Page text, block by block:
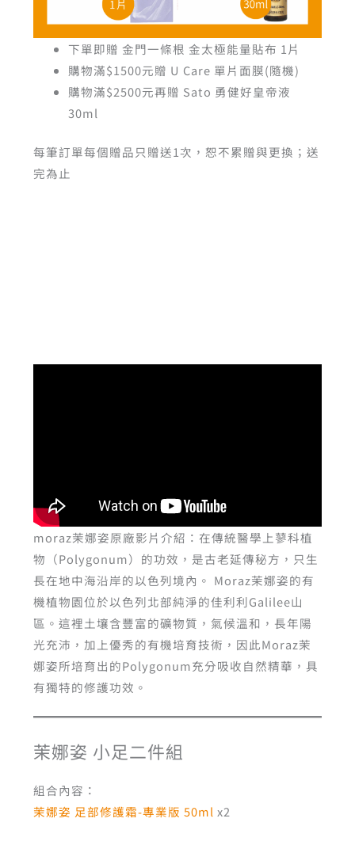
下單即贈 金門一條根 金太極能量貼布 1片
購物滿$1500元贈 U Care 單片面膜(隨機)
購物滿$2500元再贈 Sato 勇健好皇帝液
30ml
每筆訂單每個贈品只贈送1次，恕不累贈與更換；送
完為止
moraz茉娜姿原廠影片介紹：在傳統醫學上蓼科植
物（Polygonum）的功效，是古老延傳秘方，只生
長在地中海沿岸的以色列境內。 Moraz茉娜姿的有
機植物園位於以色列北部純淨的佳利利Galilee山
區。這裡土壤含豐富的礦物質，氣候溫和，長年陽
光充沛，加上優秀的有機培育技術，因此Moraz茉
娜姿所培育出的Polygonum充分吸收自然精華，具
有獨特的修護功效。
茉娜姿 小足二件組
組合內容：
茉娜姿 足部修護霜-專業版 50ml x2